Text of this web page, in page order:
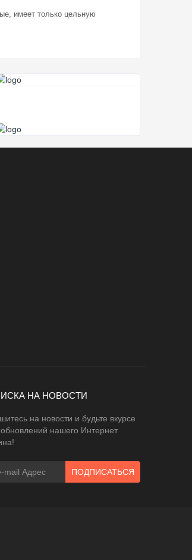
имеет только цельную
НА НОВОСТИ
на новости и будьте вкурсе
нашего Интернет